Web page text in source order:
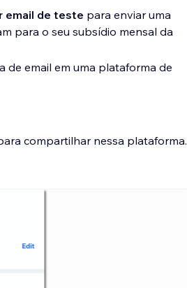
email de teste para enviar uma
para o seu subsídio mensal da
de email em uma plataforma de
compartilhar nessa plataforma.